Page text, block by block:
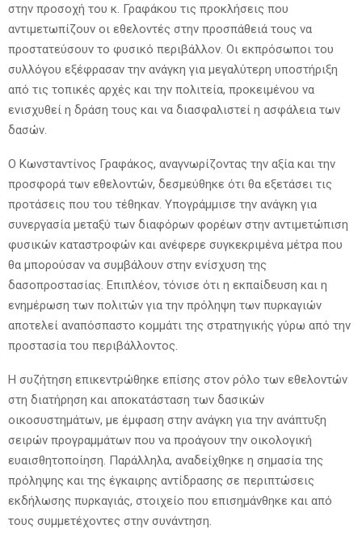
στην προσοχή του κ. Γραφάκου τις προκλήσεις που
αντιμετωπίζουν οι εθελοντές στην προσπάθειά τους να
προστατεύσουν το φυσικό περιβάλλον. Οι εκπρόσωποι του
συλλόγου εξέφρασαν την ανάγκη για μεγαλύτερη υποστήριξη
από τις τοπικές αρχές και την πολιτεία, προκειμένου να
ενισχυθεί η δράση τους και να διασφαλιστεί η ασφάλεια των
δασών.
Ο Κωνσταντίνος Γραφάκος, αναγνωρίζοντας την αξία και την
προσφορά των εθελοντών, δεσμεύθηκε ότι θα εξετάσει τις
προτάσεις που του τέθηκαν. Υπογράμμισε την ανάγκη για
συνεργασία μεταξύ των διαφόρων φορέων στην αντιμετώπιση
φυσικών καταστροφών και ανέφερε συγκεκριμένα μέτρα που
θα μπορούσαν να συμβάλουν στην ενίσχυση της
δασοπροστασίας. Επιπλέον, τόνισε ότι η εκπαίδευση και η
ενημέρωση των πολιτών για την πρόληψη των πυρκαγιών
αποτελεί αναπόσπαστο κομμάτι της στρατηγικής γύρω από την
προστασία του περιβάλλοντος.
Η συζήτηση επικεντρώθηκε επίσης στον ρόλο των εθελοντών
στη διατήρηση και αποκατάσταση των δασικών
οικοσυστημάτων, με έμφαση στην ανάγκη για την ανάπτυξη
σειρών προγραμμάτων που να προάγουν την οικολογική
ευαισθητοποίηση. Παράλληλα, αναδείχθηκε η σημασία της
πρόληψης και της έγκαιρης αντίδρασης σε περιπτώσεις
εκδήλωσης πυρκαγιάς, στοιχείο που επισημάνθηκε και από
τους συμμετέχοντες στην συνάντηση.